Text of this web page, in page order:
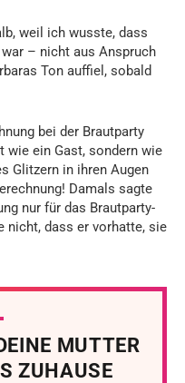
weil ich wusste, dass
– nicht aus Anspruch
Ton auffiel, sobald
bei der Brautparty
wie ein Gast, sondern wie
Glitzern in ihren Augen
Damals sagte
nur für das Brautparty-
nicht, dass er vorhatte, sie
MUTTER
ZUHAUSE